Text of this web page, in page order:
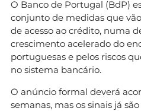
O Banco de Portugal (BdP)
conjunto de medidas que
de acesso ao crédito, numa
crescimento acelerado do
portuguesas e pelos riscos
no sistema bancário.
O anúncio formal deverá
semanas, mas os sinais já